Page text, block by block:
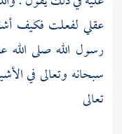
عقلي لفعلت فكيف
رسول الله صلى الله
سبحانه وتعالى في
تعالى